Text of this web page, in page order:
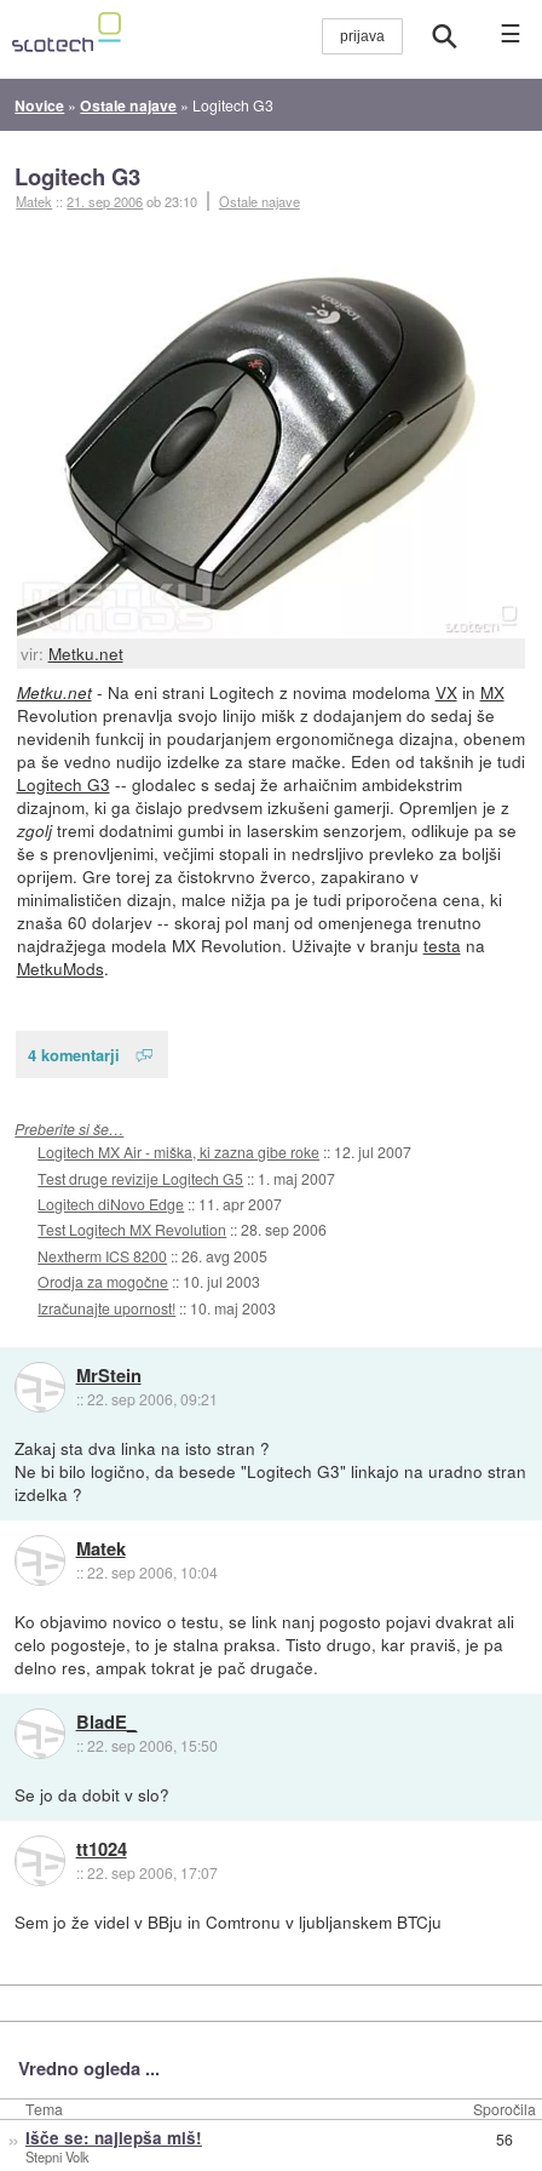
☰
Novice »Ostale najave » Logitech G3
Logitech G3
Matek ::21. sep 2006ob 23:10 Ostale najave
vir: Metku.net
Metku.net- Na eni strani Logitech z novima modeloma VXin MX
Revolution prenavlja svojo linijo mišk z dodajanjem do sedaj še
nevidenih funkcij in poudarjanjem ergonomičnega dizajna, obenem
pa še vedno nudijo izdelke za stare mačke. Eden od takšnih je tudi
Logitech G3 -- glodalec s sedaj že arhaičnim ambidekstrim
dizajnom, ki ga čislajo predvsem izkušeni gamerji. Opremljen je z
zgoljtremi dodatnimi gumbi in laserskim senzorjem, odlikuje pa se
še s prenovljenimi, večjimi stopali in nedrsljivo prevleko za boljši
oprijem. Gre torej za čistokrvno žverco, zapakirano v
minimalističen dizajn, malce nižja pa je tudi priporočena cena, ki
znaša 60 dolarjev -- skoraj pol manj od omenjenega trenutno
najdražjega modela MX Revolution. Uživajte v branju testa na
MetkuMods.
4 komentarji
Preberite si še…
Logitech MX Air - miška, ki zazna gibe roke :: 12. jul 2007
Test druge revizije Logitech G5 :: 1. maj 2007
Logitech diNovo Edge :: 11. apr 2007
Test Logitech MX Revolution ::28. sep 2006
Nextherm ICS 8200 ::26. avg 2005
Orodja za mogočne :: 10. jul 2003
Izračunajte upornost! :: 10. maj 2003
MrStein
::22. sep 2006, 09:21
Zakaj sta dva linka na isto stran ?
Ne bi bilo logično, da besede "Logitech G3" linkajo na uradno stran
izdelka ?
Matek
::22. sep 2006, 10:04
Ko objavimo novico o testu, se link nanj pogosto pojavi dvakrat ali
celo pogosteje, to je stalna praksa. Tisto drugo, kar praviš, je pa
delno res, ampak tokrat je pač drugače.
BladE_
::22. sep 2006, 15:50
Se jo da dobit v slo?
tt1024
::22. sep 2006, 17:07
Sem jo že videl v BBju in Comtronu v ljubljanskem BTCju
Vredno ogleda ...
Tema Sporočila
» Išče se: najlepša miš!
Stepni Volk
56